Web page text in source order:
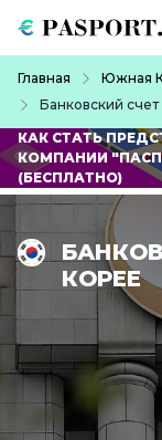
Главная Южная
Банковский
КАК СТАТЬ
КОМПАНИИ
(БЕСПЛАТНО)
КОРЕЕ